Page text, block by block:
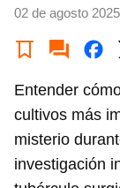
02 de agosto
Entender
cultivos más
misterio
investigación